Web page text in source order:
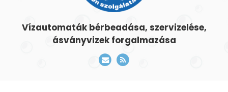
Vízautomaták bérbeadása, szervizelése,
ásványvizek forgalmazása